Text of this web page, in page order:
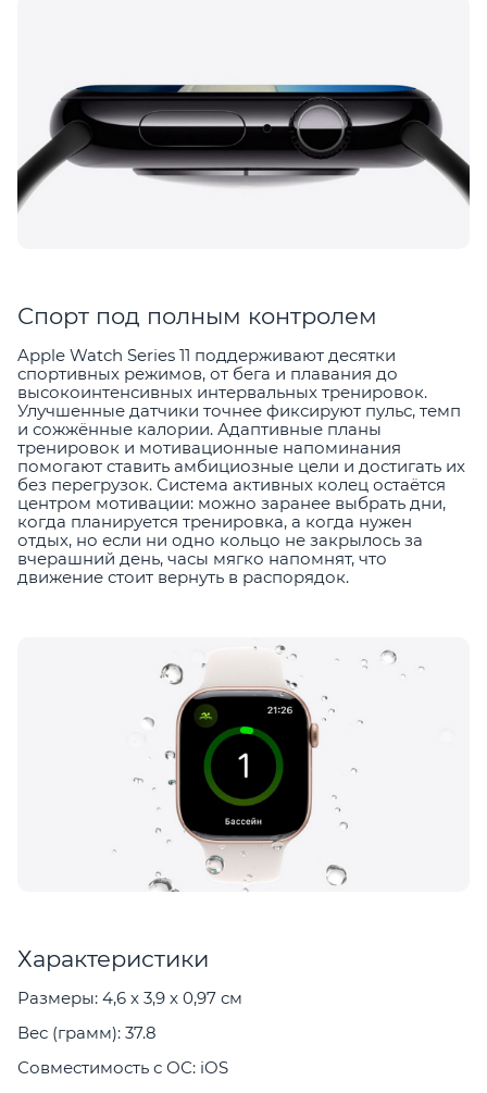
Спорт под полным контролем
Apple Watch Series 11 поддерживают десятки
спортивных режимов, от бега и плавания до
высокоинтенсивных интервальных тренировок.
Улучшенные датчики точнее фиксируют пульс, темп
и сожжённые калории. Адаптивные планы
тренировок и мотивационные напоминания
помогают ставить амбициозные цели и достигать их
без перегрузок. Система активных колец остаётся
центром мотивации: можно заранее выбрать дни,
когда планируется тренировка, а когда нужен
отдых, но если ни одно кольцо не закрылось за
вчерашний день, часы мягко напомнят, что
движение стоит вернуть в распорядок.
Характеристики
Размеры: 4,6 x 3,9 x 0,97 см
Вес (грамм): 37.8
Совместимость с ОС: iOS